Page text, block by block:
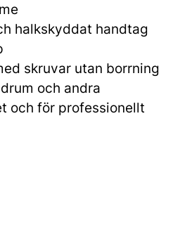
halkskyddat handtag
skruvar utan borrning
och andra
och för professionellt